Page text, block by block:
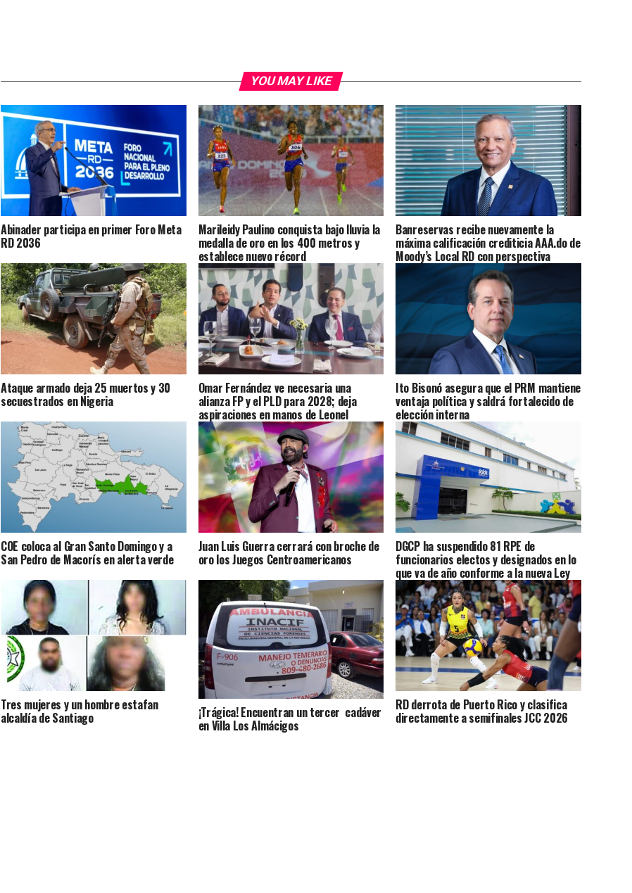
YOU MAY LIKE
Abinader participa en primer Foro Meta
RD 2036
Marileidy Paulino conquista bajo lluvia la
medalla de oro en los 400 metros y
establece nuevo récord
Banreservas recibe nuevamente la
máxima calificación crediticia AAA.do de
Moody’s Local RD con perspectiva
Estable
Ataque armado deja 25 muertos y 30
secuestrados en Nigeria
Omar Fernández ve necesaria una
alianza FP y el PLD para 2028; deja
aspiraciones en manos de Leonel
Ito Bisonó asegura que el PRM mantiene
ventaja política y saldrá fortalecido de
elección interna
COE coloca al Gran Santo Domingo y a
San Pedro de Macorís en alerta verde
Juan Luis Guerra cerrará con broche de
oro los Juegos Centroamericanos
DGCP ha suspendido 81 RPE de
funcionarios electos y designados en lo
que va de año conforme a la nueva Ley
Tres mujeres y un hombre estafan
alcaldía de Santiago ¡Trágica! Encuentran un tercer cadáver
en Villa Los Almácigos
RD derrota de Puerto Rico y clasifica
directamente a semifinales JCC 2026